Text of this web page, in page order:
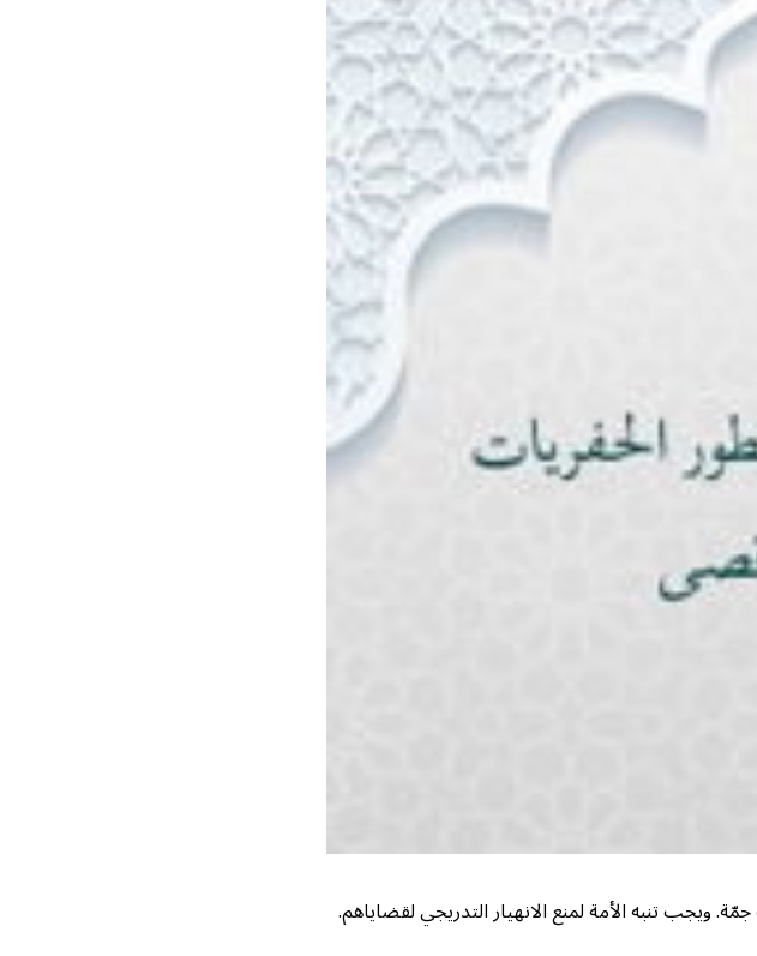
ويجب تنبه الأمة لمنع الانهيار التدريجي لقضاياهم.